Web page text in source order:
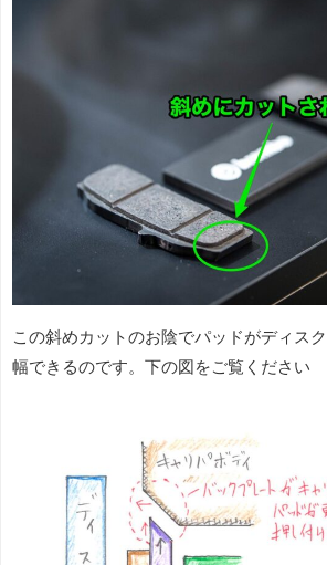
この斜めカットのお陰でパッドがディス
幅できるのです。下の図をご覧ください